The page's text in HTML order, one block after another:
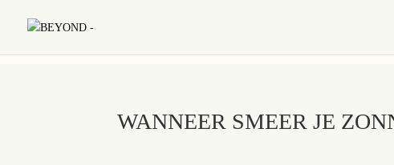
WANNEER SMEER JE